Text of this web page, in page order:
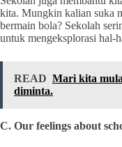
kita. Mungkin kalian suka
bermain bola? Sekolah
untuk mengeksplorasi hal-
READ Mari kita
diminta.
C. Our feelings about